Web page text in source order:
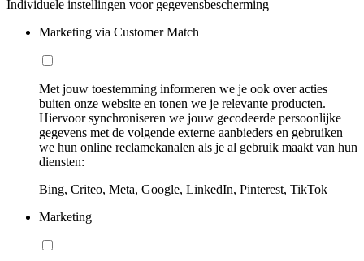
Individuele instellingen voor gegevensbescherming
Marketing via Customer Match
Met jouw toestemming informeren we je ook over acties
buiten onze website en tonen we je relevante producten.
Hiervoor synchroniseren we jouw gecodeerde persoonlijke
gegevens met de volgende externe aanbieders en gebruiken
we hun online reclamekanalen als je al gebruik maakt van hun
diensten:
Bing, Criteo, Meta, Google, LinkedIn, Pinterest, TikTok
Marketing